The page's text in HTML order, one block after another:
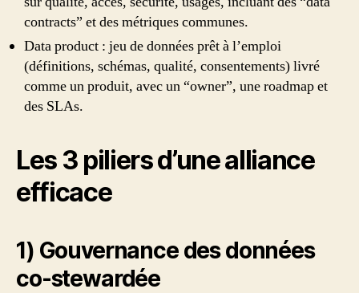
contracts” et des métriques communes.
Data product : jeu de données prêt à l’emploi
(définitions, schémas, qualité, consentements) livré
comme un produit, avec un “owner”, une roadmap et
des SLAs.
Les 3 piliers d’une alliance
efficace
1) Gouvernance des données
co‑stewardée